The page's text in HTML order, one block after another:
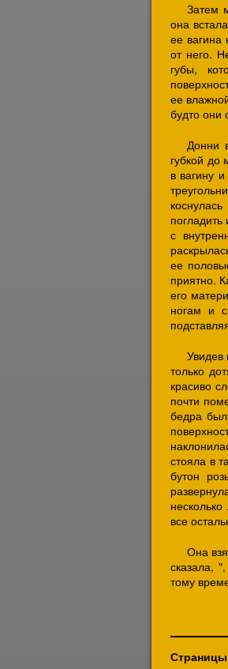
Затем
она
ее вагина
от него.
губы,
ее
будто они
Донни
губкой до
в вагину
с
ее
приятно.
его
ногам и
Увидев
только
красиво
почти
бедра
стояла в
бутон
все
Она
сказала,
тому